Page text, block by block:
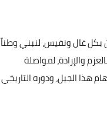
مضحين بكل غال ونفيس، لنبني وطناً
والإرادة، لمواصلة
هذا الجيل، ودوره التاريخي